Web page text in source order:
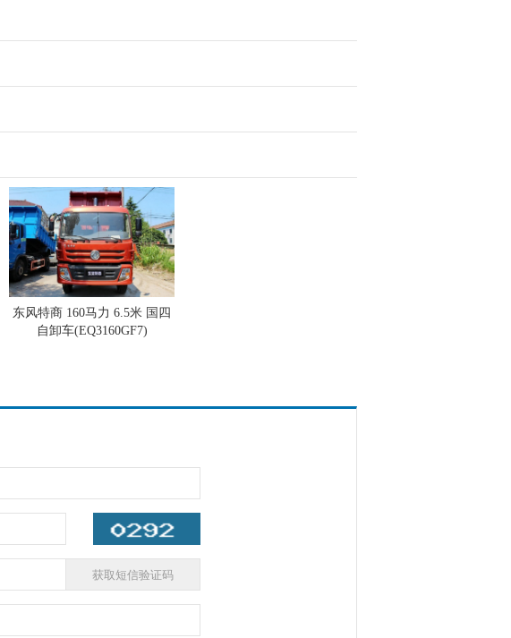
东风特商 160马力 6.5米 国四
自卸车(EQ3160GF7)